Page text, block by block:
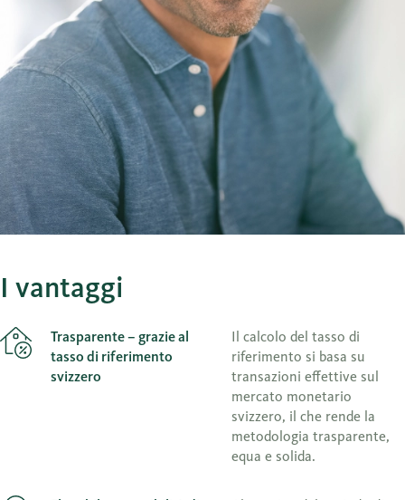
I vantaggi
Trasparente – grazie al
tasso di riferimento
svizzero
Il calcolo del tasso di
riferimento si basa su
transazioni effettive sul
mercato monetario
svizzero, il che rende la
metodologia trasparente,
equa e solida.